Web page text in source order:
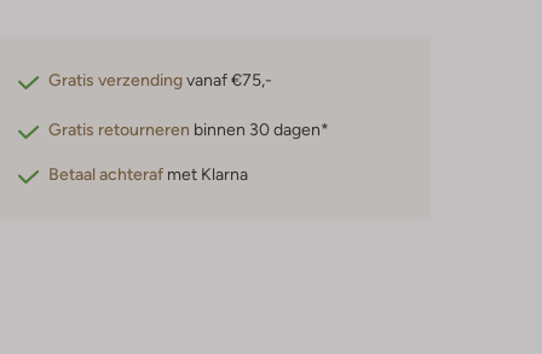
Gratis verzendingvanaf €75,-
Gratis retourneren binnen 30 dagen*
Betaal achteraf met Klarna